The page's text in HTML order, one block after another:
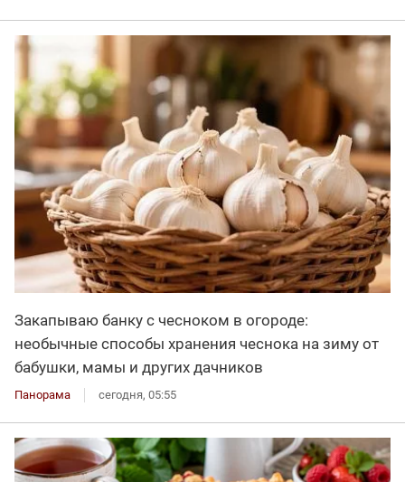
Закапываю банку с чесноком в огороде:
необычные способы хранения чеснока на зиму от
бабушки, мамы и других дачников
Панорама сегодня, 05:55